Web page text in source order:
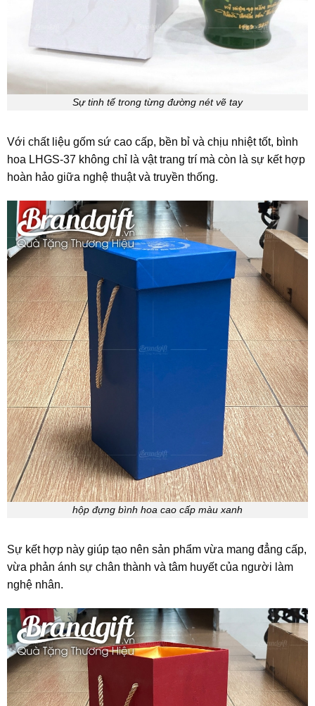
Sự tinh tế trong từng đường nét vẽ tay
Với chất liệu gốm sứ cao cấp, bền bỉ và chịu nhiệt tốt, bình
hoa LHGS-37 không chỉ là vật trang trí mà còn là sự kết hợp
hoàn hảo giữa nghệ thuật và truyền thống.
hộp đựng bình hoa cao cấp màu xanh
Sự kết hợp này giúp tạo nên sản phẩm vừa mang đẳng cấp,
vừa phản ánh sự chân thành và tâm huyết của người làm
nghệ nhân.